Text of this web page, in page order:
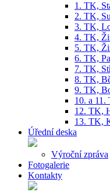
1. TK,
2. TK,
3. TK,
4. TK,
5. TK,
6. TK,
7. TK,
8. TK,
9. TK,
10. a
12. TK,
13. TK,
Úřední deska
Výroční zpráva
Fotogalerie
Kontakty